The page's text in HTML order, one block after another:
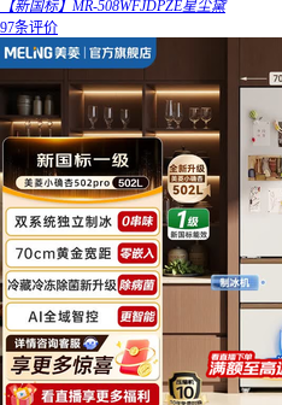
【新国标】MR-508WFJDPZE星尘黛
97条评价